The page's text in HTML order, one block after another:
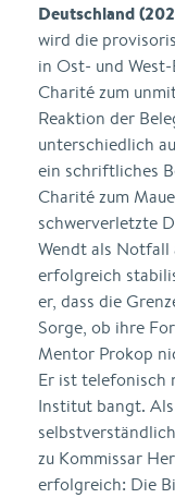
Deutschland
wird die
in Ost- und
Charité zum
Reaktion der
unterschiedlich
ein schriftliches
Charité zum
schwerverletzte
Wendt als Notfall
erfolgreich
er, dass die
Sorge, ob ihre
Mentor Prokop
Er ist telefonisch
Institut bangt.
zu Kommissar
erfolgreich: Die